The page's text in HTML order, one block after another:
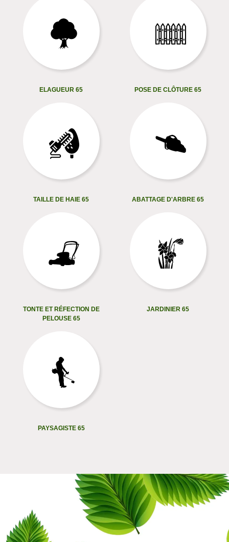
ELAGUEUR 65 POSE DE CLÔTURE 65
TAILLE DE HAIE 65 ABATTAGE D'ARBRE 65
TONTE ET RÉFECTION DE
PELOUSE 65
JARDINIER 65
PAYSAGISTE 65